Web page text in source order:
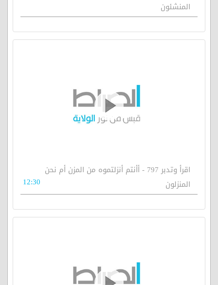
المنشئون
اقرأ وتدبر 797 - أأنتم أنزلتموه من المزن أم نحن
المنزلون
12:30